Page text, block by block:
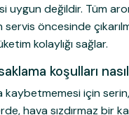
uygun değildir. Tüm
servis öncesinde
kolaylığı sağlar.
koşulları
kaybetmemesi için serin,
hava sızdırmaz bir